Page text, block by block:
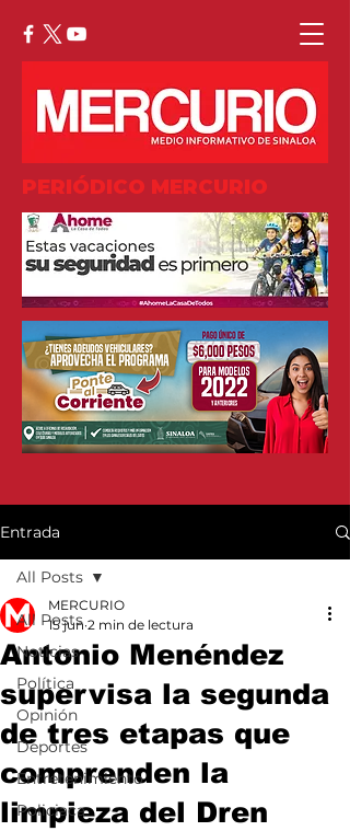
PERIÓDICO MERCURIO
Entrada
All Posts
Noticias
Política
Opinión
Deportes
Entretenimiento
Policiaca
All Posts
Antonio Menéndez
supervisa la segunda
de tres etapas que
comprenden la
limpieza del Dren
MERCURIO
15 jun 2 min de lectura